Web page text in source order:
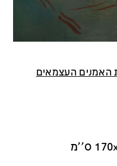
העצמאים